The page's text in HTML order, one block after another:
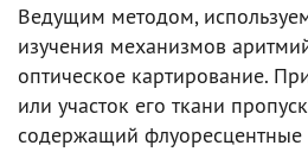
Ведущим методом,
изучения механизмов
оптическое картирование.
или участок его ткани
содержащий флуоресцентные